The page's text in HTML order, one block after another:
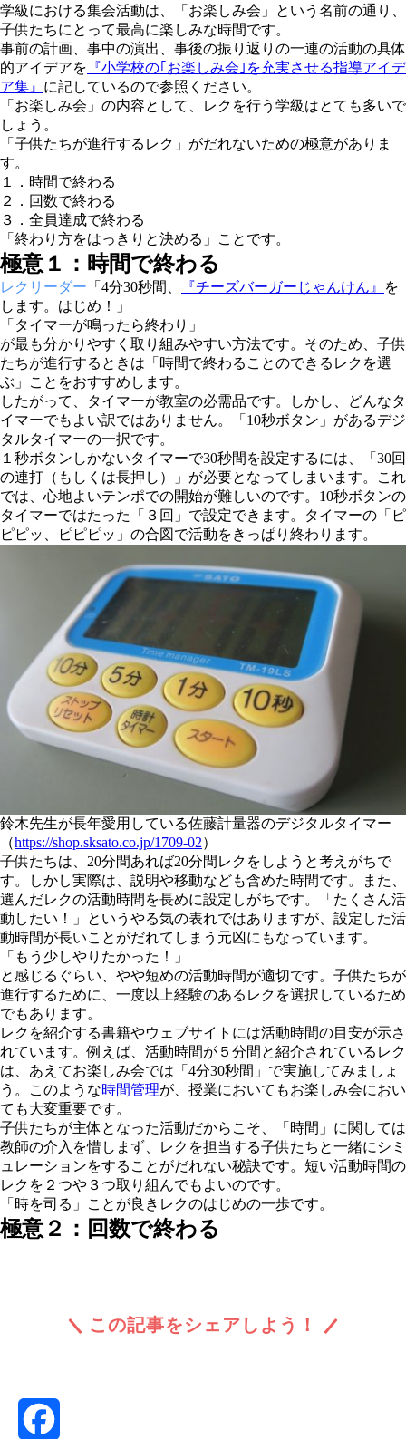
学級における集会活動は、「お楽しみ会」という名前の通り、
子供たちにとって最高に楽しみな時間です。
事前の計画、事中の演出、事後の振り返りの一連の活動の具体
的アイデアを 『小学校の｢お楽しみ会｣を充実させる指導アイデ
ア集』 に記しているので参照ください。
「お楽しみ会」の内容として、レクを行う学級はとても多いで
しょう。
「子供たちが進行するレク」がだれないための極意がありま
す。
１．時間で終わる
２．回数で終わる
３．全員達成で終わる
「終わり方をはっきりと決める」こと です。
極意１：時間で終わる
レクリーダー 「4分30秒間、 『チーズバーガーじゃんけん』
を
します。はじめ！」
「タイマーが鳴ったら終わり」
が最も分かりやすく取り組みやすい方法です。そのため、子供
たちが進行するときは「時間で終わることのできるレクを選
ぶ」ことをおすすめします。
したがって、
タイマーが教室の必需品です。しかし、どんなタ
イマーでもよい訳ではありません。
「10秒ボタン」 があるデジ
タルタイマーの一択です。
１秒ボタンしかないタイマーで30秒間を設定するには、「30回
の連打（もしくは長押し）」が必要となってしまいます。これ
では、心地よいテンポでの開始が難しいのです。10秒ボタンの
タイマーではたった「３回」で設定できます。タイマーの「ピ
ピピッ、ピピピッ」の合図で活動をきっぱり終わります。
鈴木先生が長年愛用している佐藤計量器のデジタルタイマー
（https://shop.sksato.co.jp/1709-02）
子供たちは、20分間あれば20分間レクをしようと考えがちで
す。しかし実際は、説明や移動なども含めた時間です。また、
選んだレクの活動時間を長めに設定しがちです。「たくさん活
動したい！」というやる気の表れではありますが、 設定した活
動時間が長いことがだれてしまう元凶にもなっています。
「もう少しやりたかった！」
と感じるぐらい、やや短めの活動時間が適切です。子供たちが
進行するために、一度以上経験のあるレクを選択しているため
でもあります。
レクを紹介する書籍やウェブサイトには活動時間の目安が示さ
れています。例えば、活動時間が５分間と紹介されているレク
は、あえてお楽しみ会では「4分30秒間」で実施してみましょ
う。このような時間管理が、授業においてもお楽しみ会におい
ても大変重要です。
子供たちが主体となった活動だからこそ、「時間」に関しては
教師の介入を惜しまず 、レクを担当する子供たちと一緒にシミ
ュレーションをすることがだれない秘訣です。短い活動時間の
レクを２つや３つ取り組んでもよいのです。
「時を司る」ことが良きレクのはじめの一歩です。
極意２：回数で終わる
この記事をシェアしよう！